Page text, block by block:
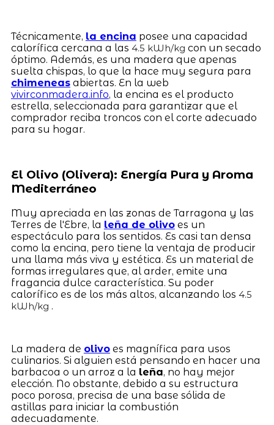
Técnicamente, la encina posee una capacidad
calorífica cercana a las 4.5 kWh/kg con un secado
óptimo. Además, es una madera que apenas
suelta chispas, lo que la hace muy segura para
chimeneasabiertas. En la web
vivirconmadera.info, la encina es el producto
estrella, seleccionada para garantizar que el
comprador reciba troncos con el corte adecuado
para su hogar.
El Olivo (Olivera): Energía Pura y Aroma
Mediterráneo
Muy apreciada en las zonas de Tarragona y las
Terres de l'Ebre, la leña de olivoes un
espectáculo para los sentidos. Es casi tan densa
como la encina, pero tiene la ventaja de producir
una llama más viva y estética. Es un material de
formas irregulares que, al arder, emite una
fragancia dulce característica. Su poder
calorífico es de los más altos, alcanzando los 4.5
kWh/kg .
La madera de olivoes magnífica para usos
culinarios. Si alguien está pensando en hacer una
barbacoa o un arroz a la leña, no hay mejor
elección. No obstante, debido a su estructura
poco porosa, precisa de una base sólida de
astillas para iniciar la combustión
adecuadamente.